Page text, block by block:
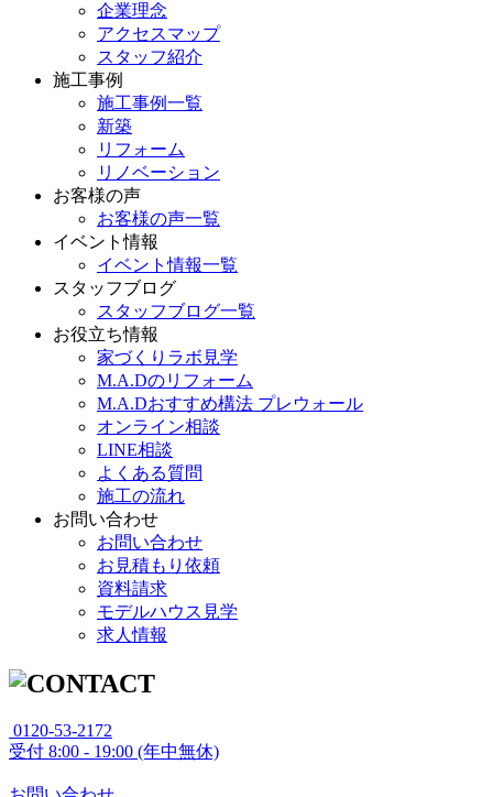
企業理念
アクセスマップ
スタッフ紹介
施工事例
施工事例一覧
新築
リフォーム
リノベーション
お客様の声
お客様の声一覧
イベント情報
イベント情報一覧
スタッフブログ
スタッフブログ一覧
お役立ち情報
家づくりラボ見学
M.A.Dのリフォーム
M.A.Dおすすめ構法 プレウォール
オンライン相談
LINE相談
よくある質問
施工の流れ
お問い合わせ
お問い合わせ
お見積もり依頼
資料請求
モデルハウス見学
求人情報
0120-53-2172
受付 8:00 - 19:00 (年中無休)